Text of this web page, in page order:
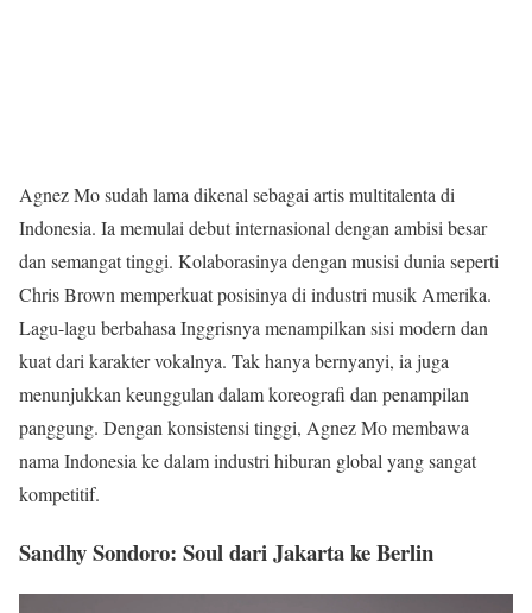
Agnez Mo sudah lama dikenal sebagai artis multitalenta di
Indonesia. Ia memulai debut internasional dengan ambisi besar
dan semangat tinggi. Kolaborasinya dengan musisi dunia seperti
Chris Brown memperkuat posisinya di industri musik Amerika.
Lagu-lagu berbahasa Inggrisnya menampilkan sisi modern dan
kuat dari karakter vokalnya. Tak hanya bernyanyi, ia juga
menunjukkan keunggulan dalam koreografi dan penampilan
panggung. Dengan konsistensi tinggi, Agnez Mo membawa
nama Indonesia ke dalam industri hiburan global yang sangat
kompetitif.
Sandhy Sondoro: Soul dari Jakarta ke Berlin